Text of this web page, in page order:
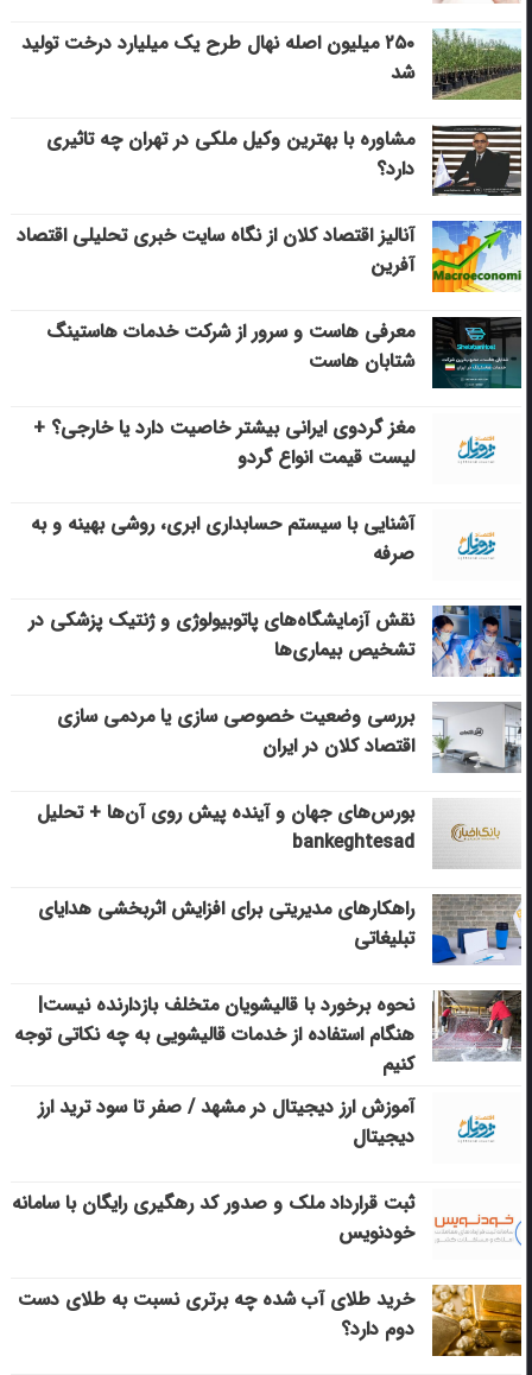
۲۵۰ میلیون اصله نهال طرح یک میلیارد درخت تولید
شد
مشاوره با بهترین وکیل ملکی در تهران چه تاثیری
دارد؟
آنالیز اقتصاد کلان از نگاه سایت خبری تحلیلی اقتصاد
آفرین
معرفی هاست و سرور از شرکت خدمات هاستینگ
شتابان هاست
مغز گردوی ایرانی بیشتر خاصیت دارد یا خارجی؟ +
لیست قیمت انواع گردو
آشنایی با سیستم حسابداری ابری، روشی بهینه و به
صرفه
نقش آزمایشگاه‌های پاتوبیولوژی و ژنتیک پزشکی در
تشخیص بیماری‌ها
بررسی وضعیت خصوصی سازی یا مردمی سازی
اقتصاد کلان در ایران
بورس‌های جهان و آینده پیش روی آن‌ها + تحلیل
bankeghtesad
راهکارهای مدیریتی برای افزایش اثربخشی هدایای
تبلیغاتی
نحوه برخورد با قالیشویان متخلف بازدارنده نیست|
هنگام استفاده از خدمات قالیشویی به چه نکاتی توجه
کنیم
آموزش ارز دیجیتال در مشهد / صفر تا سود ترید ارز
دیجیتال
ثبت قرارداد ملک و صدور کد رهگیری رایگان با سامانه
خودنویس
خرید طلای آب شده چه برتری نسبت به طلای دست
دوم دارد؟